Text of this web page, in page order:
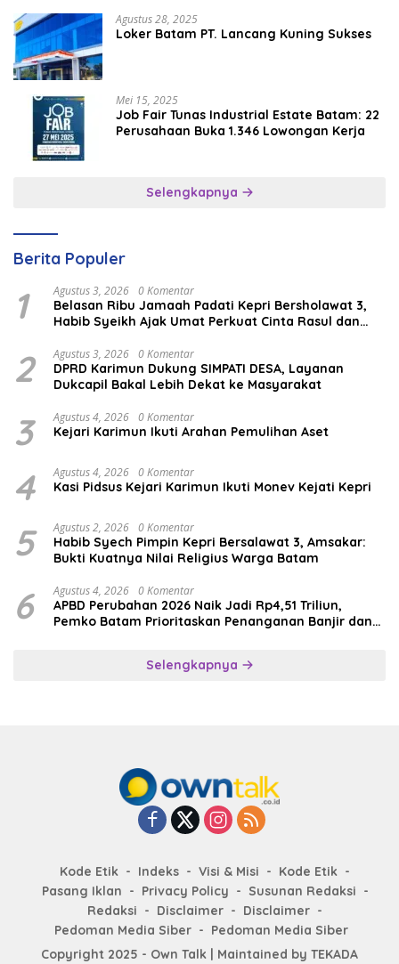
Agustus 28, 2025
Loker Batam PT. Lancang Kuning Sukses
Mei 15, 2025
Job Fair Tunas Industrial Estate Batam: 22
Perusahaan Buka 1.346 Lowongan Kerja
Selengkapnya
Berita Populer
1 Agustus 3, 2026 0 Komentar
Belasan Ribu Jamaah Padati Kepri Bersholawat 3,
Habib Syeikh Ajak Umat Perkuat Cinta Rasul dan
2 Agustus 3, 2026 0 Komentar
DPRD Karimun Dukung SIMPATI DESA, Layanan
Dukcapil Bakal Lebih Dekat ke Masyarakat
3 Agustus 4, 2026 0 Komentar
Kejari Karimun Ikuti Arahan Pemulihan Aset
4 Agustus 4, 2026 0 Komentar
Kasi Pidsus Kejari Karimun Ikuti Monev Kejati Kepri
5 Agustus 2, 2026 0 Komentar
Habib Syech Pimpin Kepri Bersalawat 3, Amsakar:
Bukti Kuatnya Nilai Religius Warga Batam
6 Agustus 4, 2026 0 Komentar
APBD Perubahan 2026 Naik Jadi Rp4,51 Triliun,
Pemko Batam Prioritaskan Penanganan Banjir dan
Selengkapnya
Kode Etik Indeks Visi & Misi
Kode Etik
Pasang Iklan
Privacy Policy
Susunan Redaksi
Redaksi
Disclaimer
Disclaimer
Pedoman Media Siber
Pedoman Media Siber
Copyright 2025 - Own Talk | Maintained by TEKADA